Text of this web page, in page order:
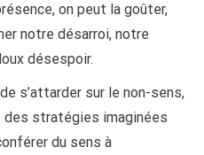
on peut la goûter,
notre désarroi, notre
désespoir.
s’attarder sur le non-sens,
des stratégies imaginées
du sens à